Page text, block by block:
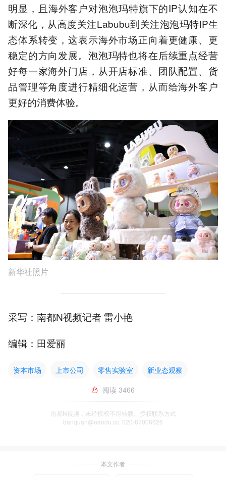
明显，且海外客户对泡泡玛特旗下的IP认知在不
断深化，从高度关注Labubu到关注泡泡玛特IP生
态体系转变，这表示海外市场正向着更健康、更
稳定的方向发展。泡泡玛特也将在后续重点经营
好每一家海外门店，从开店标准、团队配置、货
品管理等角度进行精细化运营，从而给海外客户
更好的消费体验。
新华社照片
采写：南都N视频记者 雷小艳
编辑：田爱丽
资本市场 上市公司 零售实验室
新业态观察
阅读 3466
南都N视频，未经授权不得转载、授权联系方式
banquan@nandu.cc. 020-87006626
本文作者